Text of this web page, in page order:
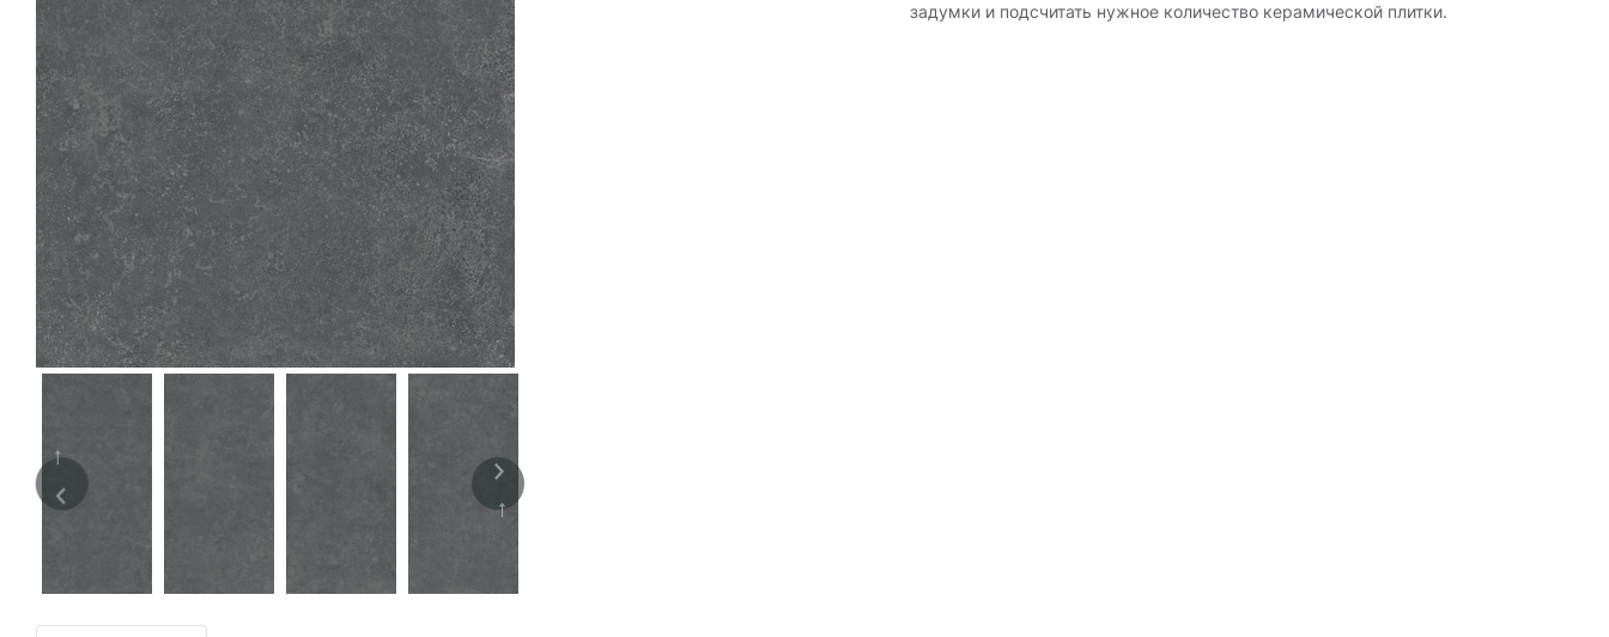
задумки и подсчитать нужное количество керамической плитки.